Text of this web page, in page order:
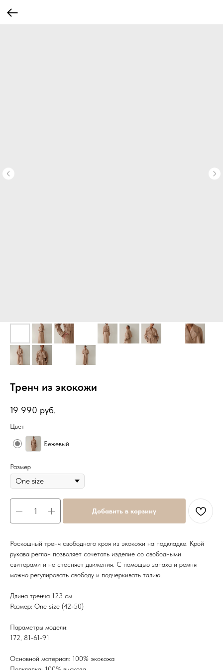
Тренч из экокожи
19 990 руб.
Цвет
Бежевый
Размер
Добавить в корзину
Роскошный тренч свободного кроя из экокожи на подкладке. Крой
рукава реглан позволяет сочетать изделие со свободными
свитерами и не стесняет движения. С помощью запаха и ремня
можно регулировать свободу и подчеркивать талию.
Длина тренча 123 см
Размер: One size (42-50)
Параметры модели:
172, 81-61-91
Основной материал: 100% экокожа